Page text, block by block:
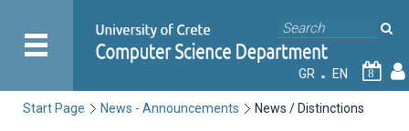
GR EN 8
Start Page News - Announcements News / Distinctions